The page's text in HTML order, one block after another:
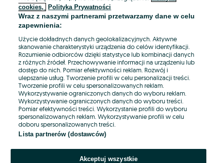
LUB
E-mail
Hasło
Nie pamiętasz hasła?
cookies,
Polityka Prywatności
Wraz z naszymi partnerami przetwarzamy dane w celu
zapewnienia:
Użycie dokładnych danych geolokalizacyjnych. Aktywne
skanowanie charakterystyki urządzenia do celów identyfikacji.
Rozumienie odbiorców dzięki statystyce lub kombinacji danych
z różnych źródeł. Przechowywanie informacji na urządzeniu lub
dostęp do nich. Pomiar efektywności reklam. Rozwój i
ulepszanie usług. Tworzenie profili w celu personalizacji treści.
Tworzenie profili w celu spersonalizowanych reklam.
Wykorzystywanie ograniczonych danych do wyboru reklam.
Wykorzystywanie ograniczonych danych do wyboru treści.
Pomiar efektywności treści. Wykorzystanie profili do wyboru
spersonalizowanych reklam. Wykorzystywanie profili w celu
doboru spersonalizowanych treści.
Lista partnerów (dostawców)
Akceptuj wszystkie